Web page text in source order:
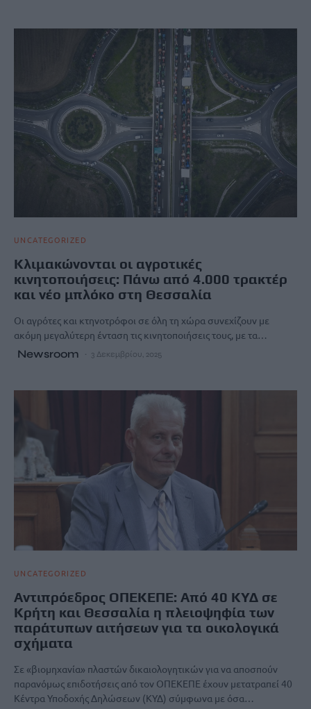
UNCATEGORIZED
Κλιμακώνονται οι αγροτικές
κινητοποιήσεις: Πάνω από 4.000 τρακτέρ
και νέο μπλόκο στη Θεσσαλία
Οι αγρότες και κτηνοτρόφοι σε όλη τη χώρα συνεχίζουν με
ακόμη μεγαλύτερη ένταση τις κινητοποιήσεις τους, με τα…
Newsroom 3 Δεκεμβρίου, 2025
UNCATEGORIZED
Αντιπρόεδρος ΟΠΕΚΕΠΕ: Από 40 ΚΥΔ σε
Κρήτη και Θεσσαλία η πλειοψηφία των
παράτυπων αιτήσεων για τα οικολογικά
σχήματα
Σε «βιομηχανία» πλαστών δικαιολογητικών για να αποσπούν
παρανόμως επιδοτήσεις από τον ΟΠΕΚΕΠΕ έχουν μετατραπεί 40
Κέντρα Υποδοχής Δηλώσεων (ΚΥΔ) σύμφωνα με όσα…